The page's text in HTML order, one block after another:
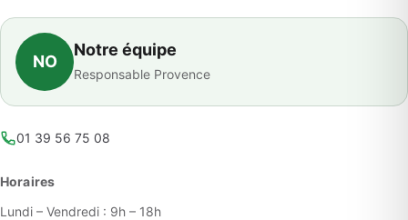
NO
Notre équipe
Responsable Provence
01 39 56 75 08
Horaires
Lundi – Vendredi : 9h – 18h